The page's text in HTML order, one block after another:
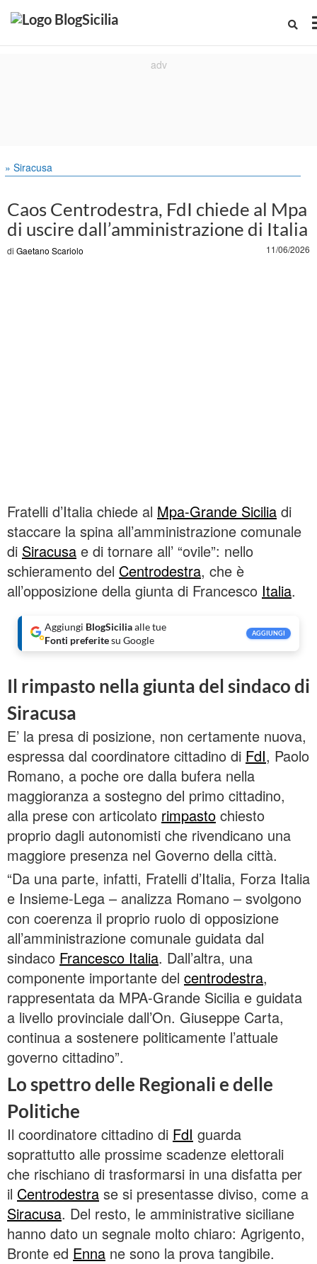
» Siracusa
Caos Centrodestra, FdI chiede al Mpa
di uscire dall’amministrazione di Italia
di Gaetano Scariolo 11/06/2026
Fratelli d’Italia chiede al Mpa-Grande Sicilia di
staccare la spina all’amministrazione comunale
di Siracusa e di tornare all’ “ovile”: nello
schieramento del Centrodestra, che è
all’opposizione della giunta di Francesco Italia.
Aggiungi BlogSiciliaalle tue
Fonti preferitesu Google
AGGIUNGI
Il rimpasto nella giunta del sindaco di
Siracusa
E’ la presa di posizione, non certamente nuova,
espressa dal coordinatore cittadino di FdI, Paolo
Romano, a poche ore dalla bufera nella
maggioranza a sostegno del primo cittadino,
alla prese con articolato rimpasto chiesto
proprio dagli autonomisti che rivendicano una
maggiore presenza nel Governo della città.
“Da una parte, infatti, Fratelli d’Italia, Forza Italia
e Insieme-Lega – analizza Romano – svolgono
con coerenza il proprio ruolo di opposizione
all’amministrazione comunale guidata dal
sindaco Francesco Italia. Dall’altra, una
componente importante del centrodestra,
rappresentata da MPA-Grande Sicilia e guidata
a livello provinciale dall’On. Giuseppe Carta,
continua a sostenere politicamente l’attuale
governo cittadino”.
Lo spettro delle Regionali e delle
Politiche
Il coordinatore cittadino di FdI guarda
soprattutto alle prossime scadenze elettorali
che rischiano di trasformarsi in una disfatta per
il Centrodestra se si presentasse diviso, come a
Siracusa. Del resto, le amministrative siciliane
hanno dato un segnale molto chiaro: Agrigento,
Bronte ed Enna ne sono la prova tangibile.